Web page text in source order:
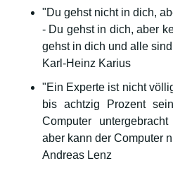
"Du gehst nicht in dich,
- Du gehst in dich, aber
gehst in dich und alle
Karl-Heinz Karius
"Ein Experte ist nicht
bis achtzig Prozent
Computer
aber kann der Computer
Andreas Lenz